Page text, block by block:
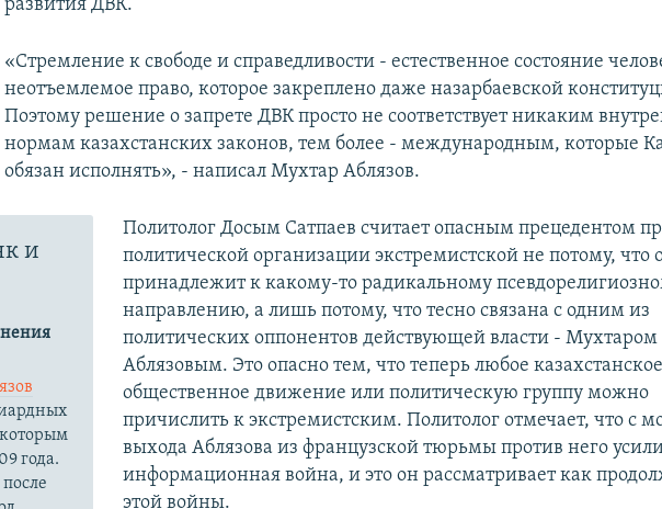
развития ДВК.
«Стремление к свободе и справедливости - естественное состояние
неотъемлемое право, которое закреплено даже назарбаевской
Поэтому решение о запрете ДВК просто не соответствует никаким
нормам казахстанских законов, тем более - международным, которые
обязан исполнять», - написал Мухтар Аблязов.
и
года.
Политолог Досым Сатпаев считает опасным прецедентом
политической организации экстремистской не потому, что
принадлежит к какому-то радикальному
направлению, а лишь потому, что тесно связана с одним из
политических оппонентов действующей власти - Мухтаром
Аблязовым. Это опасно тем, что теперь любое казахстанское
общественное движение или политическую группу можно
причислить к экстремистским. Политолог отмечает, что с
выхода Аблязова из французской тюрьмы против него
информационная война, и это он рассматривает как
этой войны.